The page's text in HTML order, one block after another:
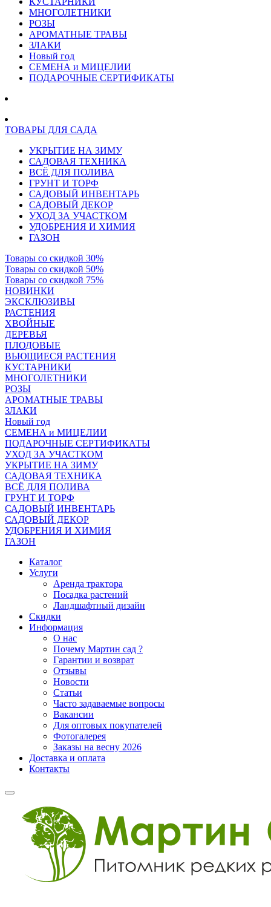
МНОГОЛЕТНИКИ
РОЗЫ
АРОМАТНЫЕ ТРАВЫ
ЗЛАКИ
Новый год
СЕМЕНА и МИЦЕЛИИ
ПОДАРОЧНЫЕ СЕРТИФИКАТЫ
ТОВАРЫ ДЛЯ САДА
УКРЫТИЕ НА ЗИМУ
САДОВАЯ ТЕХНИКА
ВСЁ ДЛЯ ПОЛИВА
ГРУНТ И ТОРФ
САДОВЫЙ ИНВЕНТАРЬ
САДОВЫЙ ДЕКОР
УХОД ЗА УЧАСТКОМ
УДОБРЕНИЯ И ХИМИЯ
ГАЗОН
Товары со скидкой 30%
Товары со скидкой 50%
Товары со скидкой 75%
НОВИНКИ
ЭКСКЛЮЗИВЫ
РАСТЕНИЯ
ХВОЙНЫЕ
ДЕРЕВЬЯ
ПЛОДОВЫЕ
ВЬЮЩИЕСЯ РАСТЕНИЯ
КУСТАРНИКИ
МНОГОЛЕТНИКИ
РОЗЫ
АРОМАТНЫЕ ТРАВЫ
ЗЛАКИ
Новый год
СЕМЕНА и МИЦЕЛИИ
ПОДАРОЧНЫЕ СЕРТИФИКАТЫ
УХОД ЗА УЧАСТКОМ
УКРЫТИЕ НА ЗИМУ
САДОВАЯ ТЕХНИКА
ВСЁ ДЛЯ ПОЛИВА
ГРУНТ И ТОРФ
САДОВЫЙ ИНВЕНТАРЬ
САДОВЫЙ ДЕКОР
УДОБРЕНИЯ И ХИМИЯ
ГАЗОН
Каталог
Услуги
Аренда трактора
Посадка растений
Ландшафтный дизайн
Скидки
Информация
О нас
Почему Мартин сад ?
Гарантии и возврат
Отзывы
Новости
Статьи
Часто задаваемые вопросы
Вакансии
Для оптовых покупателей
Фотогалерея
Заказы на весну 2026
Доставка и оплата
Контакты